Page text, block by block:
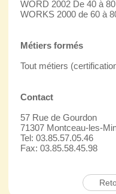
WORD 2002 De 40 à
WORKS 2000 de 60 à
Métiers formés
Tout métiers
Contact
57 Rue de Gourdon
71307 Montceau-les-
Tel: 03.85.57.05.46
Fax: 03.85.58.45.98